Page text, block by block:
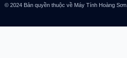
© 2024 Bản quyền thuộc về Máy Tính Hoàng Sơn.